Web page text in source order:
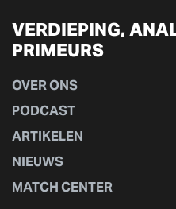
VERDIEPING,
PRIMEURS
OVER ONS
PODCAST
ARTIKELEN
NIEUWS
MATCH CENTER